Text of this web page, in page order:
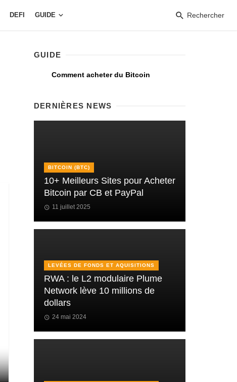
DEFI GUIDE Rechercher
GUIDE
Comment acheter du Bitcoin
DERNIÈRES NEWS
BITCOIN (BTC)
10+ Meilleurs Sites pour Acheter
Bitcoin par CB et PayPal
11 juillet 2025
LEVÉES DE FONDS ET AQUISITIONS
RWA : le L2 modulaire Plume
Network lève 10 millions de
dollars
24 mai 2024